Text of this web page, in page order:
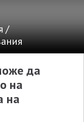
/
да
на
на